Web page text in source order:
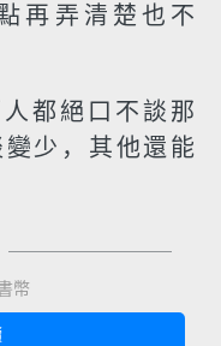
再弄清楚也不
都絕口不談那
少，其他還能
幣